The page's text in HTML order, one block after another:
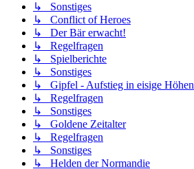
↳ Sonstiges
↳ Conflict of Heroes
↳ Der Bär erwacht!
↳ Regelfragen
↳ Spielberichte
↳ Sonstiges
↳ Gipfel - Aufstieg in eisige Höhen
↳ Regelfragen
↳ Sonstiges
↳ Goldene Zeitalter
↳ Regelfragen
↳ Sonstiges
↳ Helden der Normandie